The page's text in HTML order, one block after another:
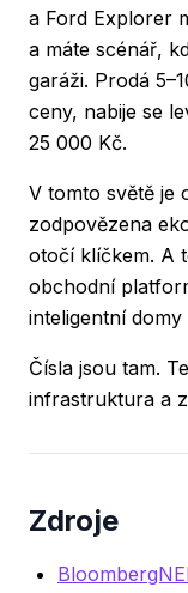
a Ford Explorer
a máte scénář,
garáži. Prodá
ceny, nabije se
25 000 Kč.
V tomto světě je
zodpovězena
otočí klíčkem. A
obchodní
inteligentní
Čísla jsou tam.
infrastruktura a
Zdroje